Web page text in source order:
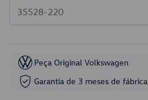
Peça Original Volkswagen
Garantia de 3 meses de fábrica